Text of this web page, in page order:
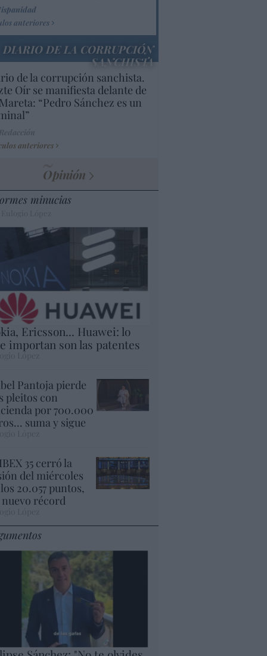
anteriores
DIARIO DE LA CORRUPCIÓN
SANCHISTA
de la corrupción sanchista.
Oír se manifiesta delante de
“Pedro Sánchez es un
anteriores
Opinión
minucias
Ericsson... Huawei: lo
importan son las patentes
López
Pantoja pierde
pleitos con
por 700.000
suma y sigue
35 cerró la
del miércoles
20.057 puntos,
récord